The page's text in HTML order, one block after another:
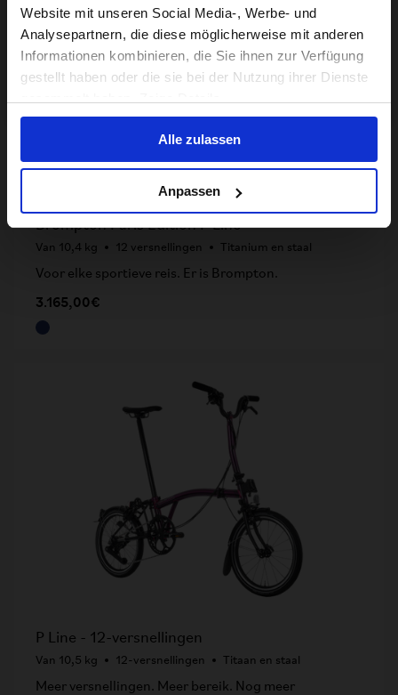
Website mit unseren Social Media-, Werbe- und
Analysepartnern, die diese möglicherweise mit anderen
Informationen kombinieren, die Sie ihnen zur Verfügung
gestellt haben oder die sie bei der Nutzung ihrer Dienste
Alle zulassen
Anpassen
Brompton Paris Edition P Line
Van 10,4 kg 12 versnellingen Titanium en staal
Voor elke sportieve reis. Er is Brompton.
3.165,00€
P Line - 12-versnellingen
Van 10,5 kg 12-versnellingen Titaan en staal
Meer versnellingen. Meer bereik. Nog meer
US website
No, stay here